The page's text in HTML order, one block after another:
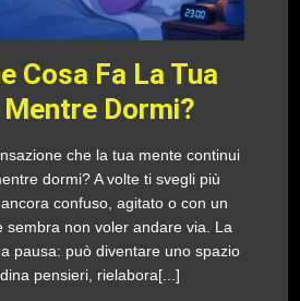
Cosa Fa La Tua
Dormi?
che la tua mente continui
dormi? A volte ti svegli più
confuso, agitato o con un
sembra non voler andare via. La
pausa: può diventare uno spazio
pensieri, rielabora[...]